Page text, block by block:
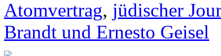
Atomvertrag, jüdischer
Brandt und Ernesto Geisel